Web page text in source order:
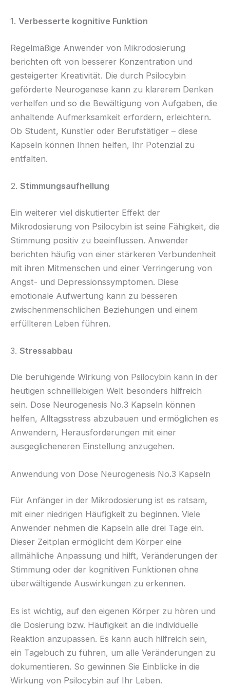
1. Verbesserte kognitive Funktion
Regelmäßige Anwender von Mikrodosierung
berichten oft von besserer Konzentration und
gesteigerter Kreativität. Die durch Psilocybin
geförderte Neurogenese kann zu klarerem Denken
verhelfen und so die Bewältigung von Aufgaben, die
anhaltende Aufmerksamkeit erfordern, erleichtern.
Ob Student, Künstler oder Berufstätiger – diese
Kapseln können Ihnen helfen, Ihr Potenzial zu
entfalten.
2. Stimmungsaufhellung
Ein weiterer viel diskutierter Effekt der
Mikrodosierung von Psilocybin ist seine Fähigkeit, die
Stimmung positiv zu beeinflussen. Anwender
berichten häufig von einer stärkeren Verbundenheit
mit ihren Mitmenschen und einer Verringerung von
Angst- und Depressionssymptomen. Diese
emotionale Aufwertung kann zu besseren
zwischenmenschlichen Beziehungen und einem
erfüllteren Leben führen.
3. Stressabbau
Die beruhigende Wirkung von Psilocybin kann in der
heutigen schnelllebigen Welt besonders hilfreich
sein. Dose Neurogenesis No.3 Kapseln können
helfen, Alltagsstress abzubauen und ermöglichen es
Anwendern, Herausforderungen mit einer
ausgeglicheneren Einstellung anzugehen.
Anwendung von Dose Neurogenesis No.3 Kapseln
Für Anfänger in der Mikrodosierung ist es ratsam,
mit einer niedrigen Häufigkeit zu beginnen. Viele
Anwender nehmen die Kapseln alle drei Tage ein.
Dieser Zeitplan ermöglicht dem Körper eine
allmähliche Anpassung und hilft, Veränderungen der
Stimmung oder der kognitiven Funktionen ohne
überwältigende Auswirkungen zu erkennen.
Es ist wichtig, auf den eigenen Körper zu hören und
die Dosierung bzw. Häufigkeit an die individuelle
Reaktion anzupassen. Es kann auch hilfreich sein,
ein Tagebuch zu führen, um alle Veränderungen zu
dokumentieren. So gewinnen Sie Einblicke in die
Wirkung von Psilocybin auf Ihr Leben.